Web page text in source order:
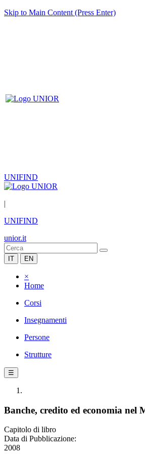
Skip to Main Content (Press Enter)
UNIFIND
|
UNIFIND
unior.it
IT EN
×
Home
Corsi
Insegnamenti
Persone
Strutture
☰
Banche, credito ed economia nel
Capitolo di libro
Data di Pubblicazione:
2008